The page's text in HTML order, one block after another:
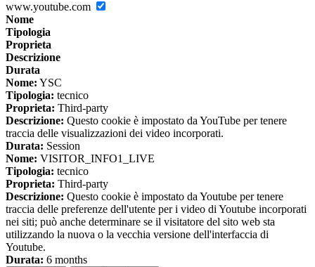
www.youtube.com
Nome
Tipologia
Proprieta
Descrizione
Durata
Nome: YSC
Tipologia: tecnico
Proprieta: Third-party
Descrizione: Questo cookie è impostato da YouTube per tenere
traccia delle visualizzazioni dei video incorporati.
Durata: Session
Nome: VISITOR_INFO1_LIVE
Tipologia: tecnico
Proprieta: Third-party
Descrizione: Questo cookie è impostato da Youtube per tenere
traccia delle preferenze dell'utente per i video di Youtube incorporati
nei siti; può anche determinare se il visitatore del sito web sta
utilizzando la nuova o la vecchia versione dell'interfaccia di
Youtube.
Durata: 6 months